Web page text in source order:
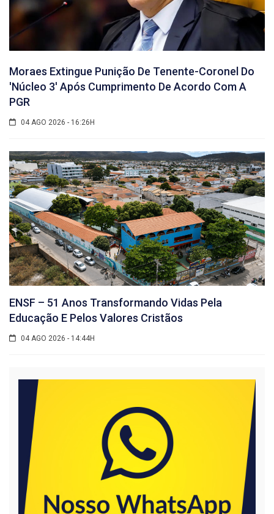
Moraes Extingue Punição De Tenente-Coronel Do
'núcleo 3' Após Cumprimento De Acordo Com A
PGR
04 AGO 2026 - 16:26H
ENSF – 51 Anos Transformando Vidas Pela
Educação E Pelos Valores Cristãos
04 AGO 2026 - 14:44H